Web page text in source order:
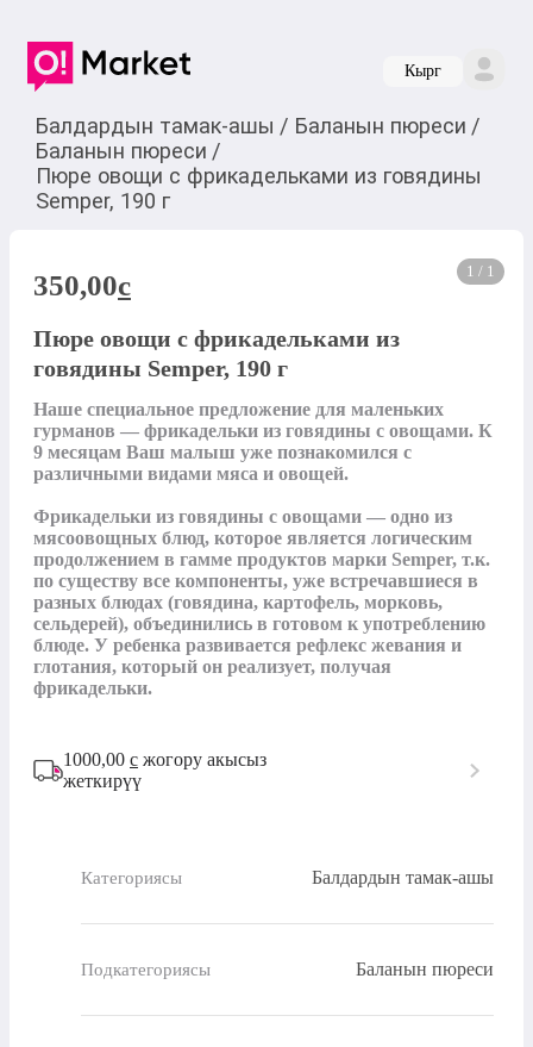
Кырг
Балдардын тамак-ашы / Баланын пюреси /
Баланын пюреси /
Пюре овощи с фрикадельками из говядины
Semper, 190 г
1 / 1
350,00c
Пюре овощи с фрикадельками из
говядины Semper, 190 г
Наше специальное предложение для маленьких
гурманов — фрикадельки из говядины с овощами. К
9 месяцам Ваш малыш уже познакомился с
различными видами мяса и овощей.
Фрикадельки из говядины с овощами — одно из
мясоовощных блюд, которое является логическим
продолжением в гамме продуктов марки Semper, т.к.
по существу все компоненты, уже встречавшиеся в
разных блюдах (говядина, картофель, морковь,
сельдерей), объединились в готовом к употреблению
блюде. У ребенка развивается рефлекс жевания и
глотания, который он реализует, получая
фрикадельки.
1000,00 с жогору акысыз
жеткирүү
Категориясы Балдардын тамак-ашы
Подкатегориясы Баланын пюреси